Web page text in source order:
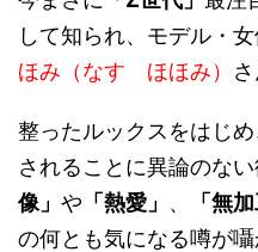
して知られ、モデル・
ほみ（なす ほほみ） さ
整ったルックスをはじ
されることに異論のない
像」 や 「熱愛」 、 「無
の何とも気になる噂が囁